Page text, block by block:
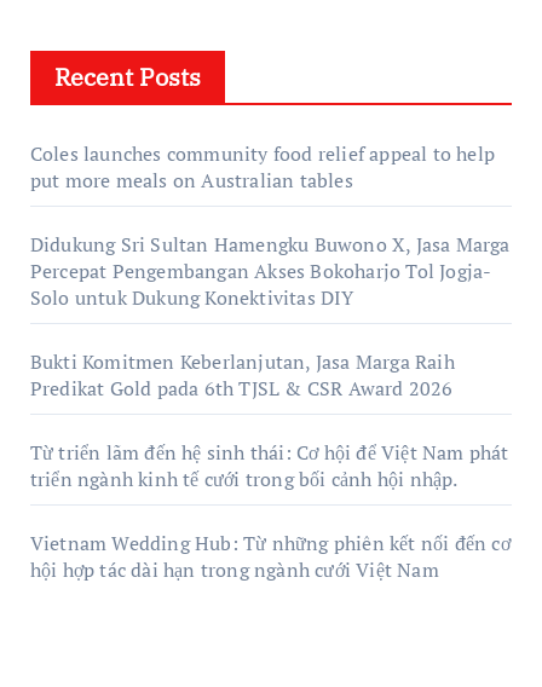
Recent Posts
Coles launches community food relief appeal to help
put more meals on Australian tables
Didukung Sri Sultan Hamengku Buwono X, Jasa Marga
Percepat Pengembangan Akses Bokoharjo Tol Jogja-
Solo untuk Dukung Konektivitas DIY
Bukti Komitmen Keberlanjutan, Jasa Marga Raih
Predikat Gold pada 6th TJSL & CSR Award 2026
Từ triển lãm đến hệ sinh thái: Cơ hội để Việt Nam phát
triển ngành kinh tế cưới trong bối cảnh hội nhập.
Vietnam Wedding Hub: Từ những phiên kết nối đến cơ
hội hợp tác dài hạn trong ngành cưới Việt Nam